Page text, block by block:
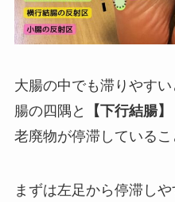
大腸の中でも滞りやす
腸の四隅と
【下行結腸
老廃物が停滞しているこ
まずは左足から停滞しや